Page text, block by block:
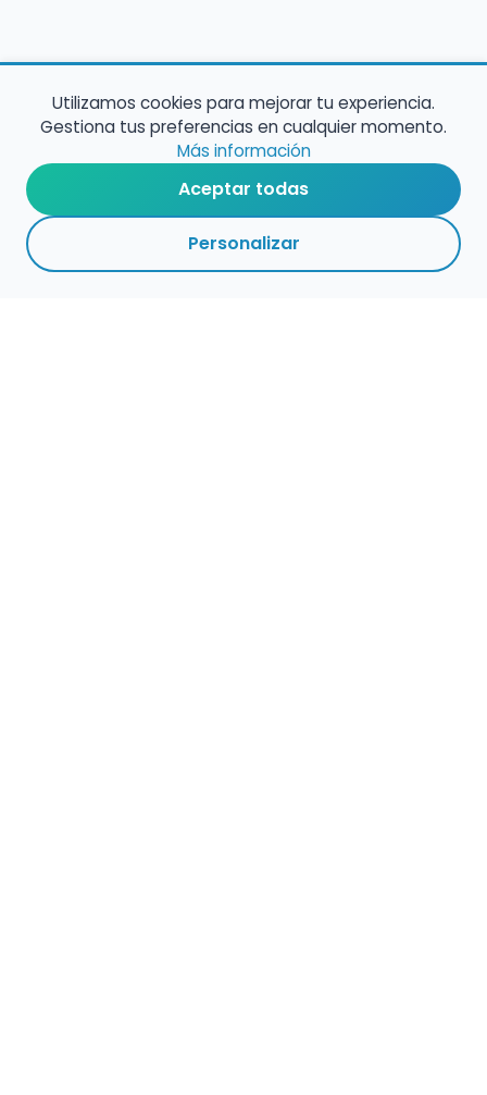
Utilizamos cookies para mejorar tu experiencia.
Gestiona tus preferencias en cualquier momento.
Más información
Aceptar todas
Personalizar